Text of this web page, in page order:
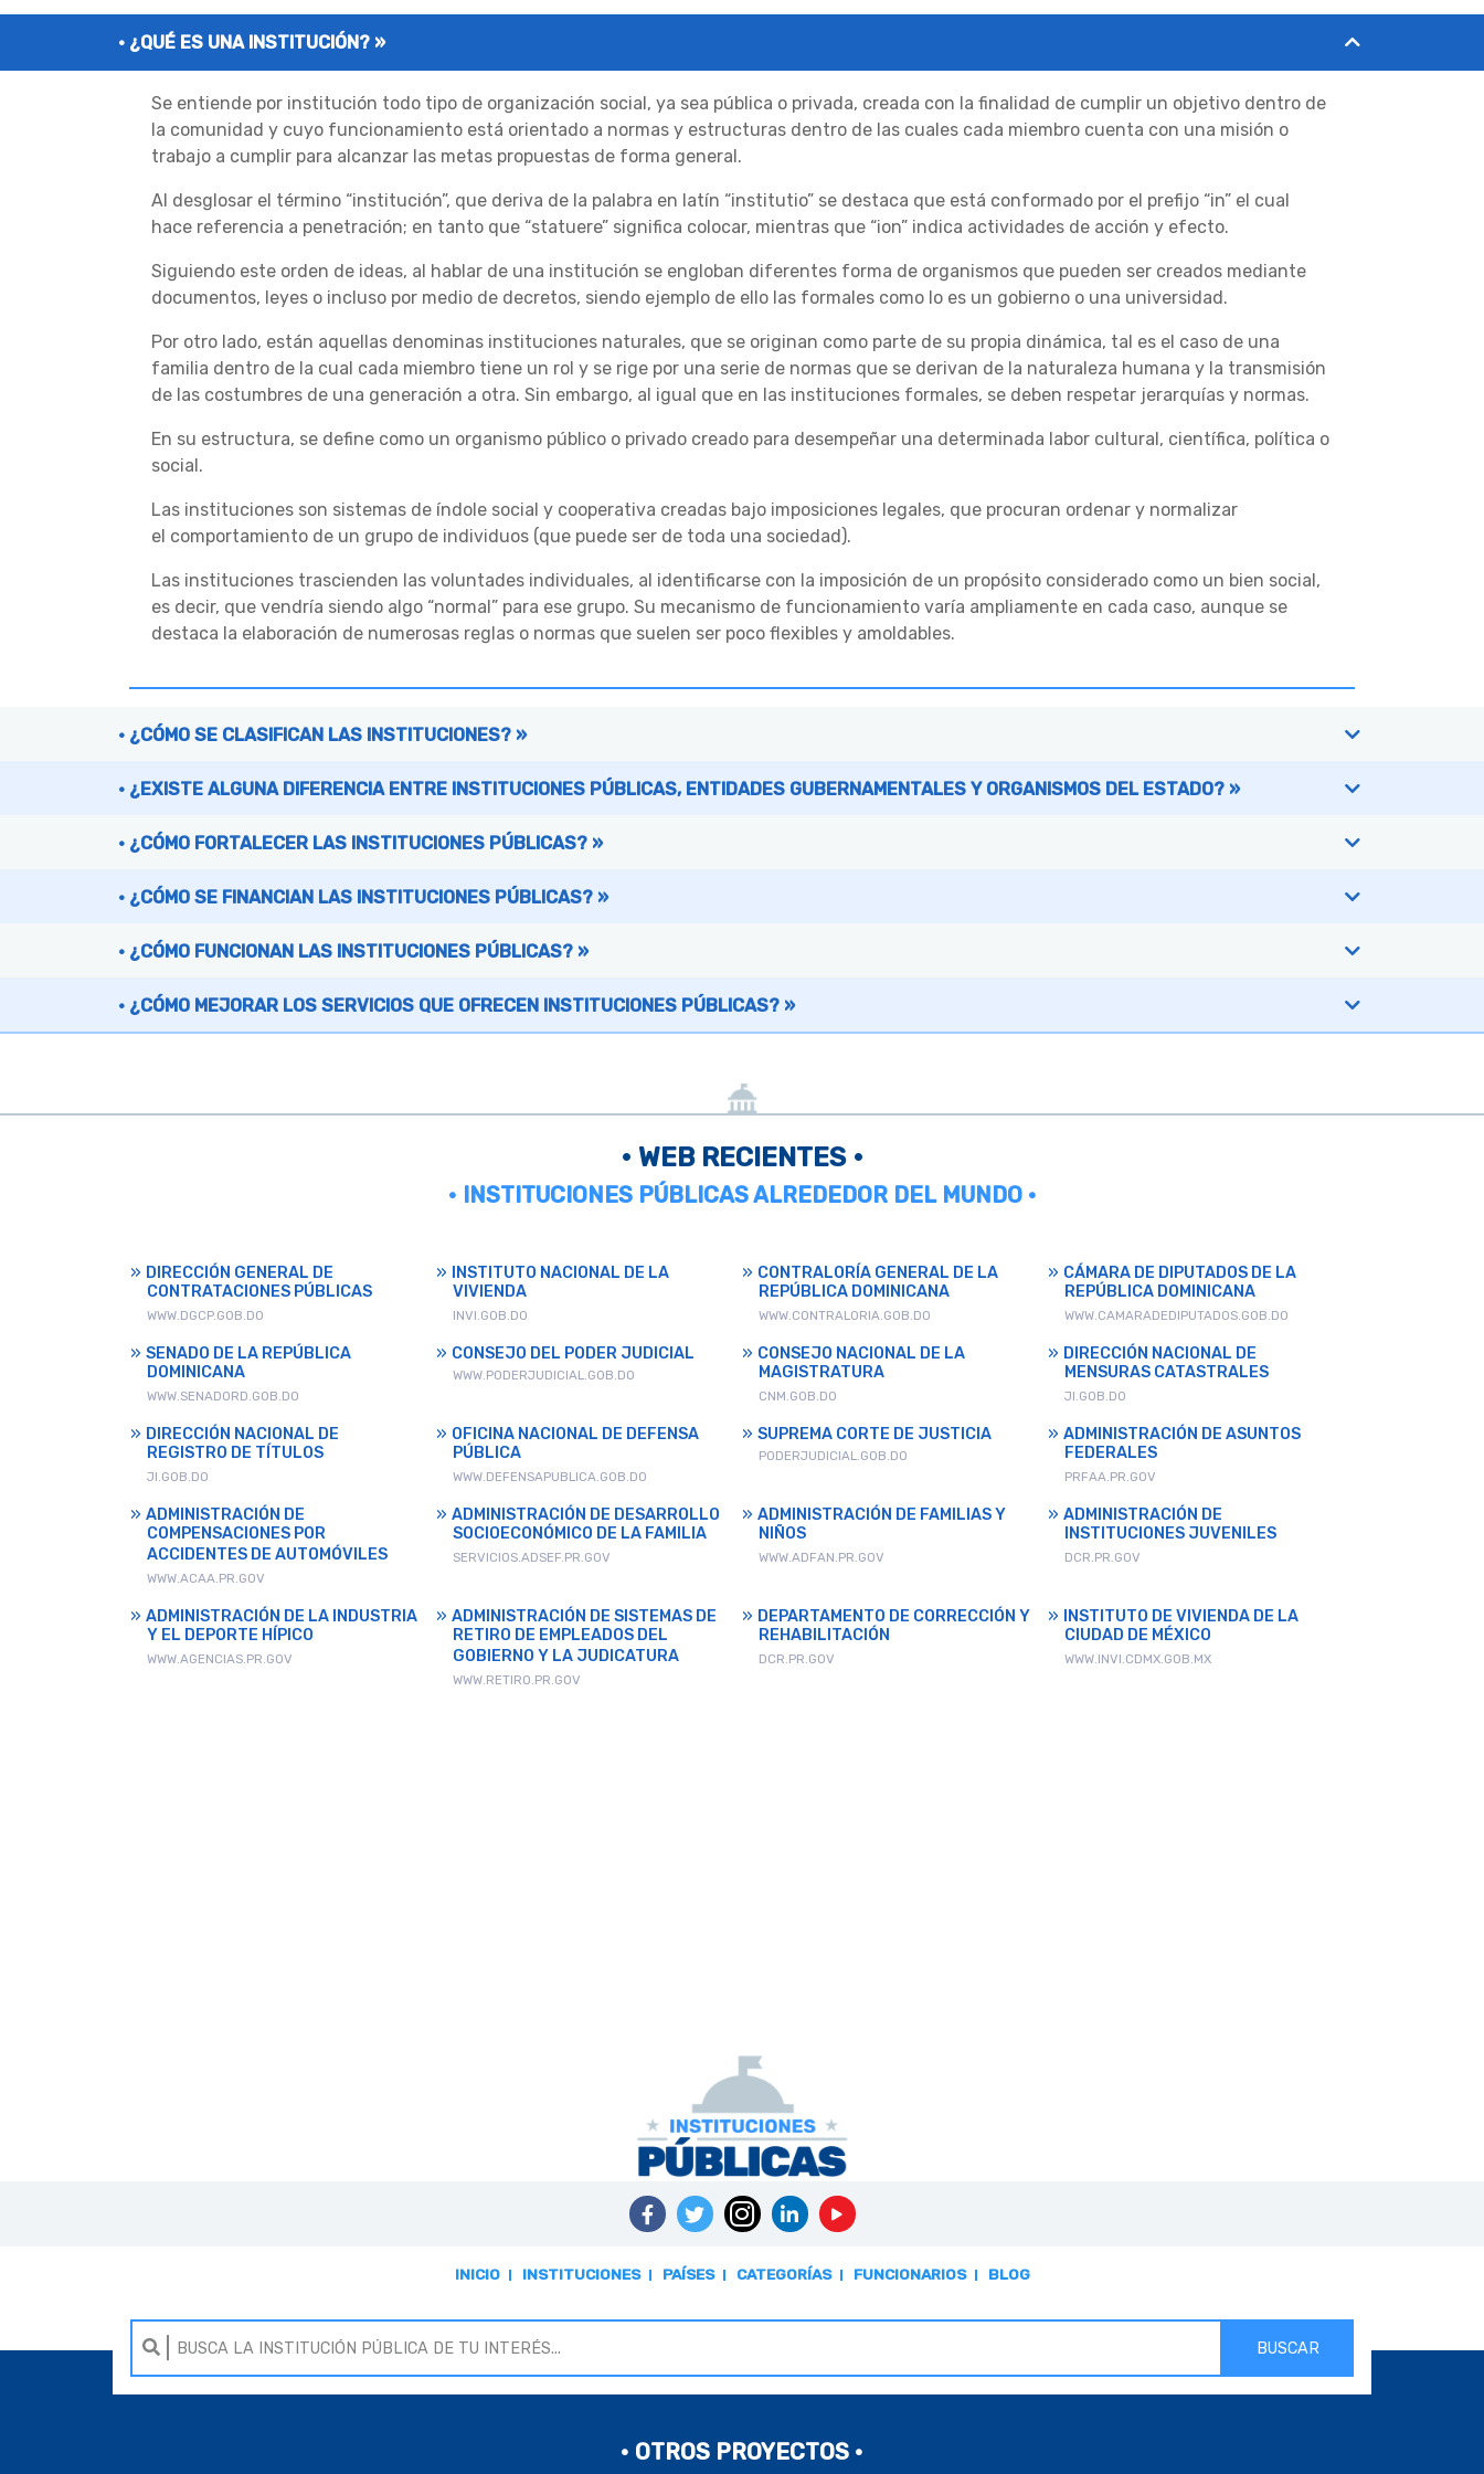
¿QUÉ ES UNA INSTITUCIÓN? »
Se entiende por institución todo tipo de organización social, ya sea pública o privada, creada con la finalidad de cumplir un objetivo dentro de
la comunidad y cuyo funcionamiento está orientado a normas y estructuras dentro de las cuales cada miembro cuenta con una misión o
trabajo a cumplir para alcanzar las metas propuestas de forma general.
Al desglosar el término “institución”, que deriva de la palabra en latín “institutio” se destaca que está conformado por el prefijo “in” el cual
hace referencia a penetración; en tanto que “statuere” significa colocar, mientras que “ion” indica actividades de acción y efecto.
Siguiendo este orden de ideas, al hablar de una institución se engloban diferentes forma de organismos que pueden ser creados mediante
documentos, leyes o incluso por medio de decretos, siendo ejemplo de ello las formales como lo es un gobierno o una universidad.
Por otro lado, están aquellas denominas instituciones naturales, que se originan como parte de su propia dinámica, tal es el caso de una
familia dentro de la cual cada miembro tiene un rol y se rige por una serie de normas que se derivan de la naturaleza humana y la transmisión
de las costumbres de una generación a otra. Sin embargo, al igual que en las instituciones formales, se deben respetar jerarquías y normas.
En su estructura, se define como un organismo público o privado creado para desempeñar una determinada labor cultural, científica, política o
social.
Las instituciones son sistemas de índole social y cooperativa creadas bajo imposiciones legales, que procuran ordenar y normalizar
el comportamiento de un grupo de individuos (que puede ser de toda una sociedad).
Las instituciones trascienden las voluntades individuales, al identificarse con la imposición de un propósito considerado como un bien social,
es decir, que vendría siendo algo “normal” para ese grupo. Su mecanismo de funcionamiento varía ampliamente en cada caso, aunque se
destaca la elaboración de numerosas reglas o normas que suelen ser poco flexibles y amoldables.
¿CÓMO SE CLASIFICAN LAS INSTITUCIONES? »
¿EXISTE ALGUNA DIFERENCIA ENTRE INSTITUCIONES PÚBLICAS, ENTIDADES GUBERNAMENTALES Y ORGANISMOS DEL ESTADO? »
¿CÓMO FORTALECER LAS INSTITUCIONES PÚBLICAS? »
¿CÓMO SE FINANCIAN LAS INSTITUCIONES PÚBLICAS? »
¿CÓMO FUNCIONAN LAS INSTITUCIONES PÚBLICAS? »
¿CÓMO MEJORAR LOS SERVICIOS QUE OFRECEN INSTITUCIONES PÚBLICAS? »
• WEB RECIENTES •
• INSTITUCIONES PÚBLICAS ALREDEDOR DEL MUNDO •
DIRECCIÓN GENERAL DE
CONTRATACIONES PÚBLICAS
WWW.DGCP.GOB.DO
INSTITUTO NACIONAL DE LA
VIVIENDA
INVI.GOB.DO
CONTRALORÍA GENERAL DE LA
REPÚBLICA DOMINICANA
WWW.CONTRALORIA.GOB.DO
CÁMARA DE DIPUTADOS DE LA
REPÚBLICA DOMINICANA
WWW.CAMARADEDIPUTADOS.GOB.DO
SENADO DE LA REPÚBLICA
DOMINICANA
WWW.SENADORD.GOB.DO
CONSEJO DEL PODER JUDICIAL
WWW.PODERJUDICIAL.GOB.DO
CONSEJO NACIONAL DE LA
MAGISTRATURA
CNM.GOB.DO
DIRECCIÓN NACIONAL DE
MENSURAS CATASTRALES
JI.GOB.DO
DIRECCIÓN NACIONAL DE
REGISTRO DE TÍTULOS
JI.GOB.DO
OFICINA NACIONAL DE DEFENSA
PÚBLICA
WWW.DEFENSAPUBLICA.GOB.DO
SUPREMA CORTE DE JUSTICIA
PODERJUDICIAL.GOB.DO
ADMINISTRACIÓN DE ASUNTOS
FEDERALES
PRFAA.PR.GOV
ADMINISTRACIÓN DE
COMPENSACIONES POR
ACCIDENTES DE AUTOMÓVILES
WWW.ACAA.PR.GOV
ADMINISTRACIÓN DE DESARROLLO
SOCIOECONÓMICO DE LA FAMILIA
SERVICIOS.ADSEF.PR.GOV
ADMINISTRACIÓN DE FAMILIAS Y
NIÑOS
WWW.ADFAN.PR.GOV
ADMINISTRACIÓN DE
INSTITUCIONES JUVENILES
DCR.PR.GOV
ADMINISTRACIÓN DE LA INDUSTRIA
Y EL DEPORTE HÍPICO
WWW.AGENCIAS.PR.GOV
ADMINISTRACIÓN DE SISTEMAS DE
RETIRO DE EMPLEADOS DEL
GOBIERNO Y LA JUDICATURA
WWW.RETIRO.PR.GOV
DEPARTAMENTO DE CORRECCIÓN Y
REHABILITACIÓN
DCR.PR.GOV
INSTITUTO DE VIVIENDA DE LA
CIUDAD DE MÉXICO
WWW.INVI.CDMX.GOB.MX
INICIO INSTITUCIONES PAÍSES CATEGORÍAS FUNCIONARIOS BLOG
BUSCAR
• OTROS PROYECTOS •